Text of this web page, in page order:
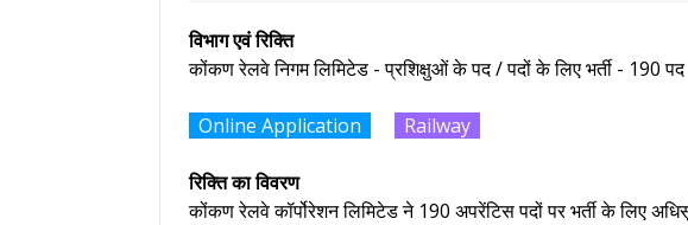
विभाग एवं रिक्ति
कोंकण रेलवे निगम लिमिटेड - प्रशिक्षुओं के पद / पदों के लिए भर्ती - 190 पद
Online Application Railway
रिक्ति का विवरण
कोंकण रेलवे कॉर्पोरेशन लिमिटेड ने 190 अपरेंटिस पदों पर भर्ती के लिए